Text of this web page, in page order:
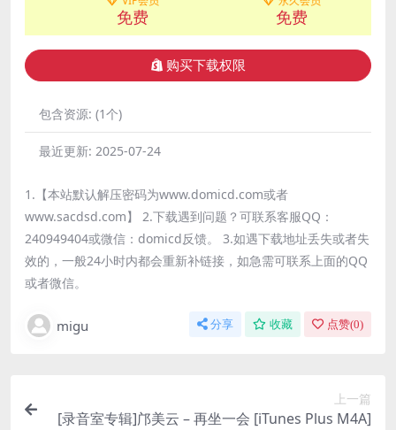
免费 免费
购买下载权限
包含资源: (1个)
最近更新: 2025-07-24
1.【本站默认解压密码为www.domicd.com或者
www.sacdsd.com】 2.下载遇到问题？可联系客服QQ：
240949404或微信：domicd反馈。 3.如遇下载地址丢失或者失
效的，一般24小时内都会重新补链接，如急需可联系上面的QQ
或者微信。
migu 分享 收藏 点赞(0)
上一篇
[录音室专辑]邝美云 – 再坐一会 [iTunes Plus M4A]